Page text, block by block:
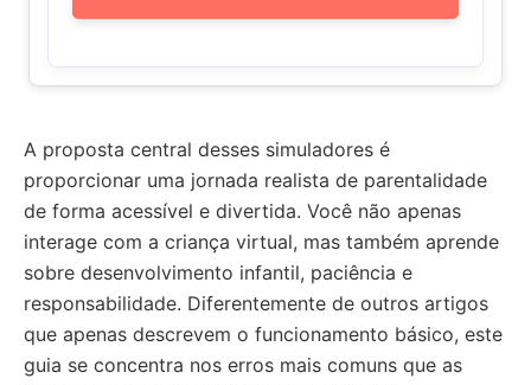
A proposta central desses simuladores é
proporcionar uma jornada realista de parentalidade
de forma acessível e divertida. Você não apenas
interage com a criança virtual, mas também aprende
sobre desenvolvimento infantil, paciência e
responsabilidade. Diferentemente de outros artigos
que apenas descrevem o funcionamento básico, este
guia se concentra nos erros mais comuns que as